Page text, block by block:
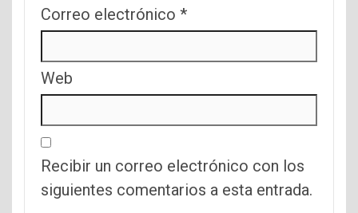
Correo electrónico *
Web
Recibir un correo electrónico con los
siguientes comentarios a esta entrada.